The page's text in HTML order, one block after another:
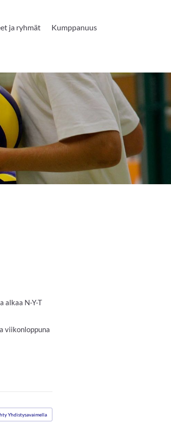
ja ryhmät
Kumppanuus
alkaa N-Y-T
viikonloppuna
Yhdistysavaimella